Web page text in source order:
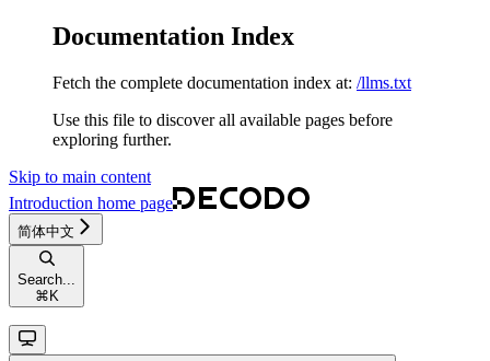
Documentation Index
Fetch the complete documentation index at: /llms.txt
Use this file to discover all available pages before
exploring further.
Skip to main content
Introduction home page
简体中文
Search...
⌘ K